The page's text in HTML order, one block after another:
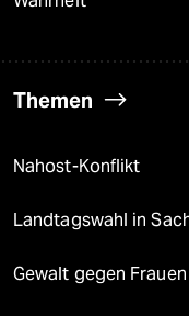
Themen
Nahost-Konflikt
Landtagswahl in
Gewalt gegen Frauen